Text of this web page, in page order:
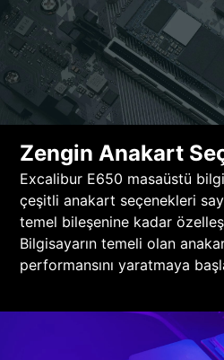
Zengin Anakart
Excalibur E650 masaüstü
çeşitli anakart seçenekleri
temel bileşenine kadar
Bilgisayarın temeli olan
performansını yaratmaya